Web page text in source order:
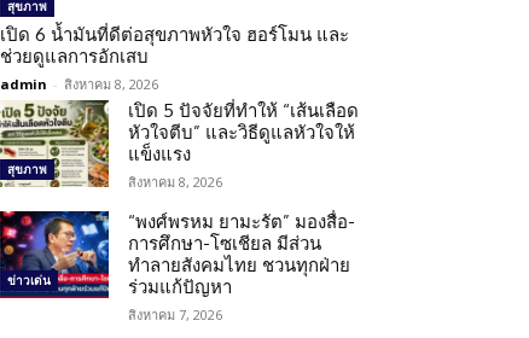
สุขภาพ
เปิด 6 น้ำมันที่ดีต่อสุขภาพหัวใจ ฮอร์โมน และ
ช่วยดูแลการอักเสบ
admin - สิงหาคม 8, 2026
สุขภาพ
เปิด 5 ปัจจัยที่ทำให้ “เส้นเลือด
หัวใจตีบ” และวิธีดูแลหัวใจให้
แข็งแรง
สิงหาคม 8, 2026
ข่าวเด่น
“พงศ์พรหม ยามะรัต” มองสื่อ-
การศึกษา-โซเชียล มีส่วน
ทำลายสังคมไทย ชวนทุกฝ่าย
ร่วมแก้ปัญหา
สิงหาคม 7, 2026